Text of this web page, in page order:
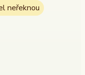
neřeknou